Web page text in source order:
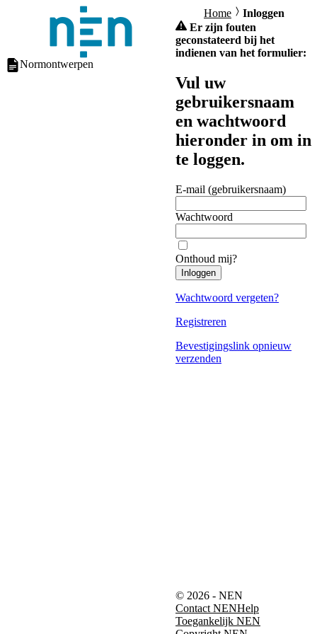
Normontwerpen
Home
Inloggen
Er zijn fouten
geconstateerd bij het
indienen van het formulier:
Vul uw
gebruikersnaam
en wachtwoord
hieronder in om in
te loggen.
E-mail (gebruikersnaam)
Wachtwoord
Onthoud mij?
Inloggen
Wachtwoord vergeten?
Registreren
Bevestigingslink opnieuw
verzenden
© 2026 - NEN
Contact NENHelp
Toegankelijk NEN